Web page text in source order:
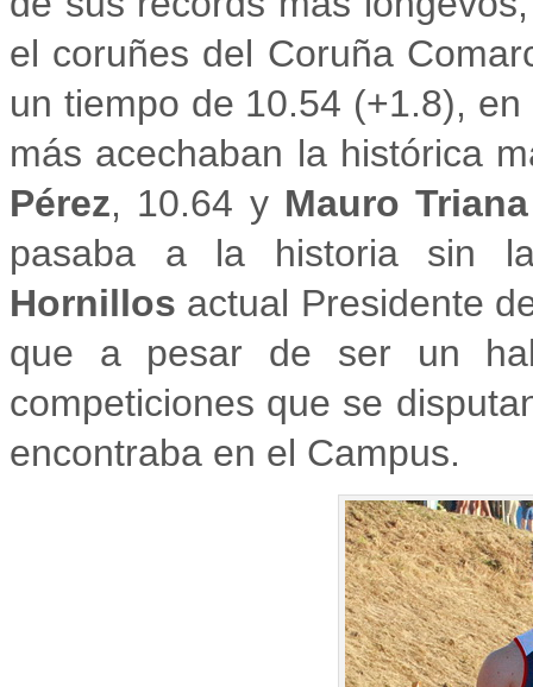
el coruñes del Coruña
un tiempo de 10.54 (+1.8),
más acechaban la histórica
Pérez, 10.64 y Mauro Triana
pasaba a la historia sin
Hornillos actual Presidente
que a pesar de ser un
competiciones que se
encontraba en el Campus.